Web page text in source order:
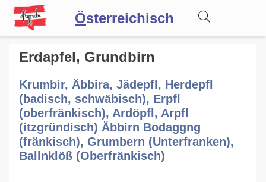
Österreichisch
Wörterbuch
Forum
Blog
Erdapfel, Grundbirn
Krumbir, Äbbira, Jädepfl, Herdepfl
(badisch, schwäbisch), Erpfl
(oberfränkisch), Ardöpfl, Arpfl
(itzgründisch) Äbbirn Bodaggng
(fränkisch), Grumbern (Unterfranken),
Ballnklöß (Oberfränkisch)